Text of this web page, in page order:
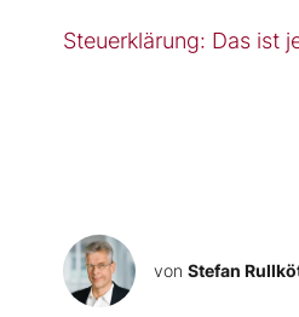
Steuerklärung: Das ist
von Stefan